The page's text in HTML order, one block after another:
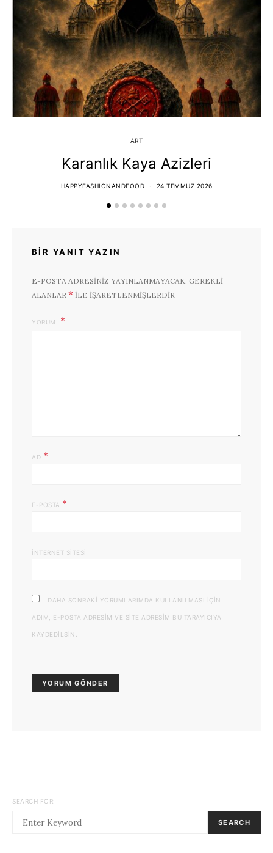
ART
Karanlık Kaya Azizleri
HAPPYFASHIONANDFOOD 24 TEMMUZ 2026
BIR YANIT YAZIN
E-POSTA ADRESINIZ YAYINLANMAYACAK. GEREKLI
ALANLAR * ILE IŞARETLENMIŞLERDIR
YORUM
AD *
E-POSTA *
İNTERNET SITESI
DAHA SONRAKI YORUMLARIMDA KULLANILMASI IÇIN
ADIM, E-POSTA ADRESIM VE SITE ADRESIM BU TARAYICIYA
KAYDEDILSIN.
SEARCH FOR:
SEARCH